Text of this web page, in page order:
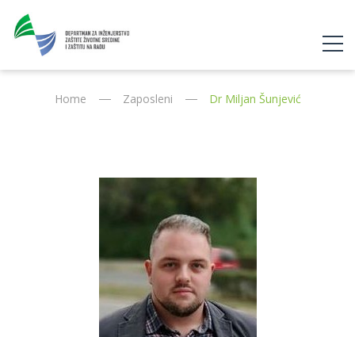
Home Zaposleni Dr Miljan Šunjević